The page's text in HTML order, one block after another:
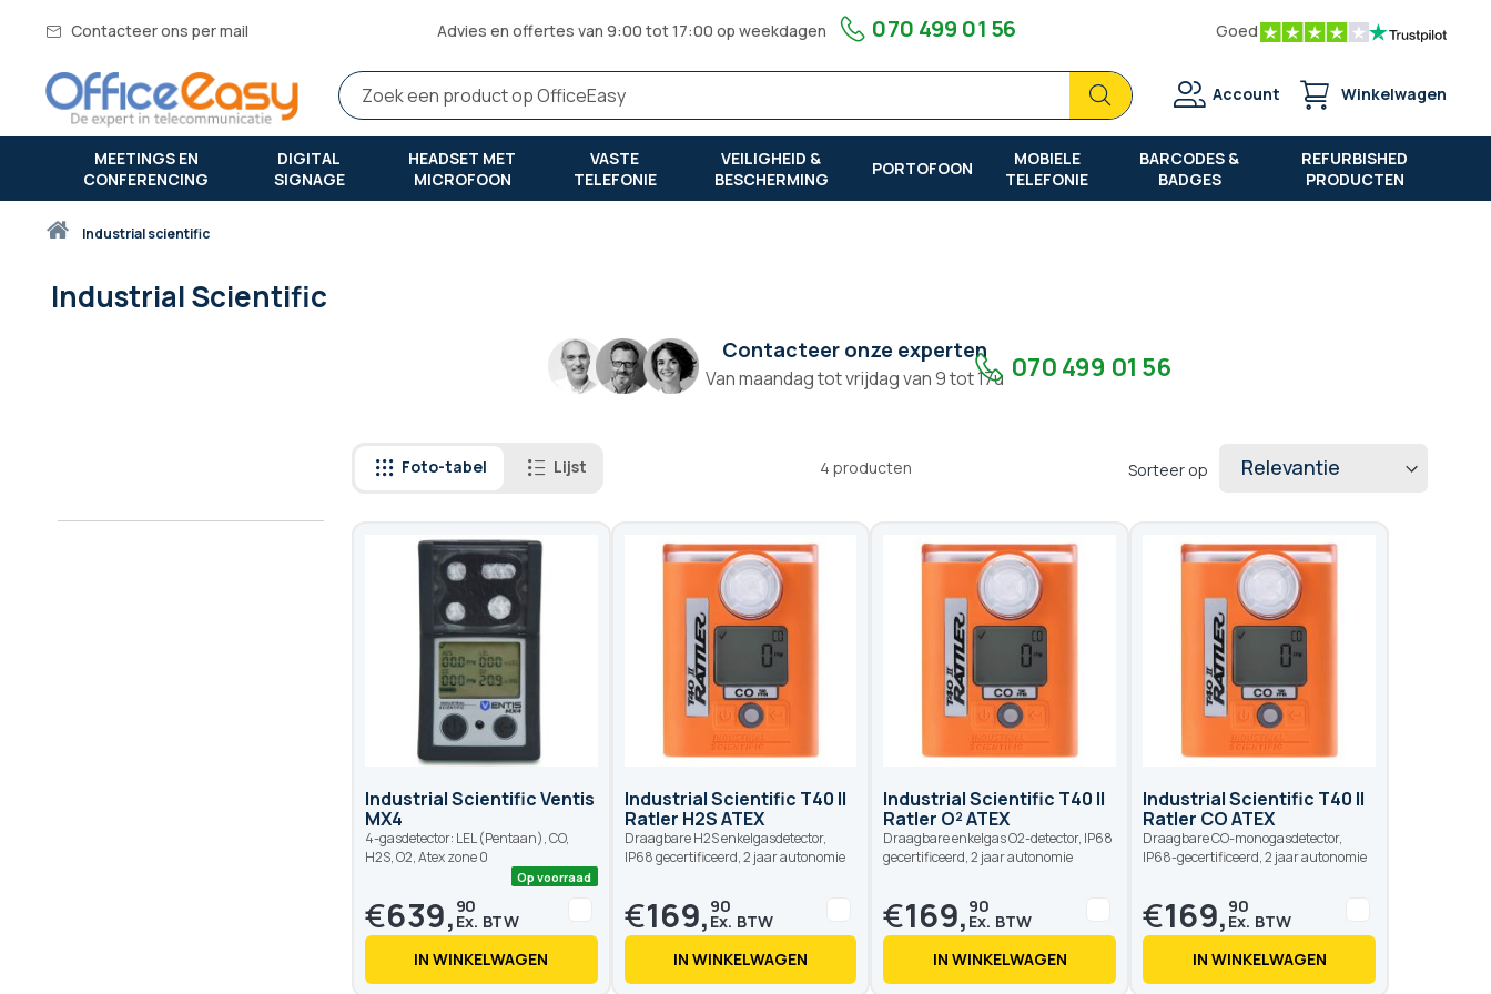
Contacteer ons per mail Advies en offertes van 9:00 tot 17:00 op weekdagen 070 499 01 56 Goed
Zoek
Zoek
Account Winkelwagen
MEETINGS EN
CONFERENCING
DIGITAL
SIGNAGE
HEADSET MET
MICROFOON
VASTE
TELEFONIE
VEILIGHEID &
BESCHERMING
PORTOFOON
MOBIELE
TELEFONIE
BARCODES &
BADGES
REFURBISHED
PRODUCTEN
Thuisindustrial scientific
Industrial Scientific
Contacteer onze experten
Van maandag tot vrijdag van 9 tot 17u 070 499 01 56
Foto-tabel Lijst 4 producten Sorteer op
Industrial Scientific Ventis
MX4
4-gasdetector: LEL (Pentaan), CO,
H2S, O2, Atex zone 0
€639, 90
IN WINKELWAGEN
Industrial Scientific T40 II
Ratler H2S ATEX
Draagbare H2S enkelgasdetector,
IP68 gecertificeerd, 2 jaar autonomie
€169, 90
IN WINKELWAGEN
Industrial Scientific T40 II
Ratler O² ATEX
Draagbare enkelgas O2-detector, IP68
gecertificeerd, 2 jaar autonomie
€169, 90
IN WINKELWAGEN
Industrial Scientific T40 II
Ratler CO ATEX
Draagbare CO-monogasdetector,
IP68-gecertificeerd, 2 jaar autonomie
€169, 90
IN WINKELWAGEN